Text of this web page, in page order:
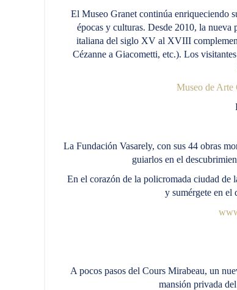
El Museo Granet continúa enriqueciendo
épocas y culturas. Desde 2010, la nueva
italiana del siglo XV al XVIII
Cézanne a Giacometti, etc.). Los
Museo de Arte
La Fundación Vasarely, con sus 44 obras
guiarlos en el
En el corazón de la policromada ciudad de
y sumérgete en el
A pocos pasos del Cours Mirabeau, un
mansión privada